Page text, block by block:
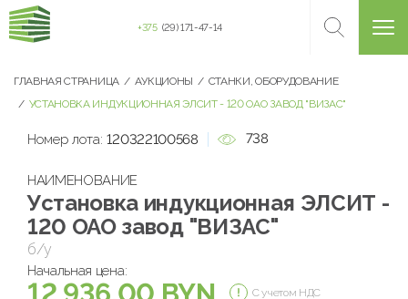
+375 (29) 171-47-14
ГЛАВНАЯ СТРАНИЦА АУКЦИОНЫ
СТАНКИ, ОБОРУДОВАНИЕ
УСТАНОВКА ИНДУКЦИОННАЯ ЭЛСИТ - 120 ОАО ЗАВОД "ВИЗАС"
Номер лота: 120322100568 738
НАИМЕНОВАНИЕ
Установка индукционная ЭЛСИТ -
120 ОАО завод "ВИЗАС"
б/у
Начальная цена:
С учетом НДС